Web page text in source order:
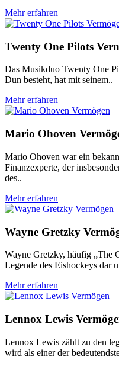
Mehr erfahren
Twenty One Pilots
Das Musikduo Twenty One
Dun besteht, hat mit seinem..
Mehr erfahren
Mario Ohoven
Mario Ohoven war ein
Finanzexperte, der
des..
Mehr erfahren
Wayne Gretzky
Wayne Gretzky, häufig „The
Legende des Eishockeys dar
Mehr erfahren
Lennox Lewis
Lennox Lewis zählt zu den
wird als einer der